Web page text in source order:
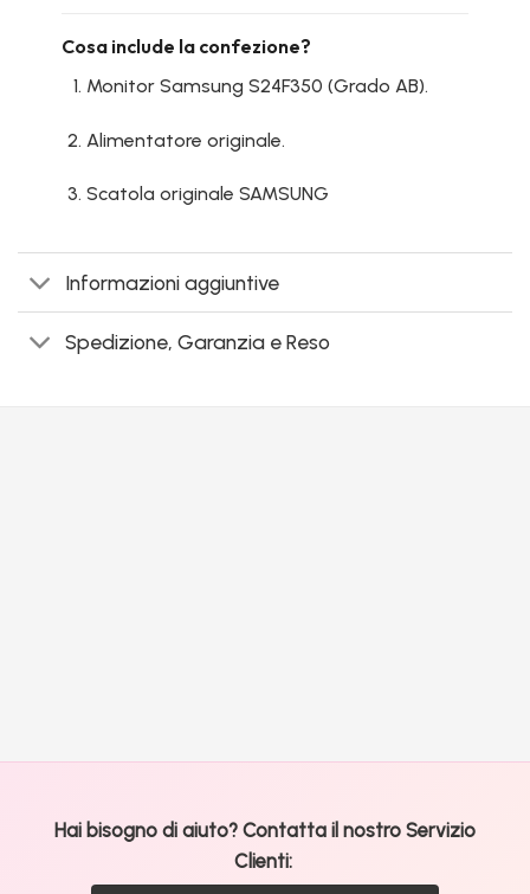
Cosa include la confezione?
Monitor Samsung S24F350 (Grado AB).
Alimentatore originale.
Scatola originale SAMSUNG
Informazioni aggiuntive
Spedizione, Garanzia e Reso
Hai bisogno di aiuto? Contatta il nostro Servizio
Clienti: